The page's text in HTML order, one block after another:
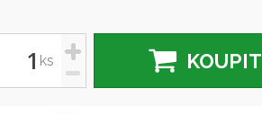
ks
+
-
KOUPIT